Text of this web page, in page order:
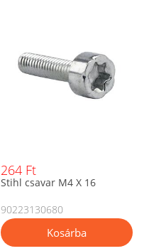
264 Ft
Stihl csavar M4 X 16
90223130680